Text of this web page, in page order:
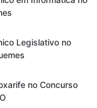
Legislativo no
no Concurso